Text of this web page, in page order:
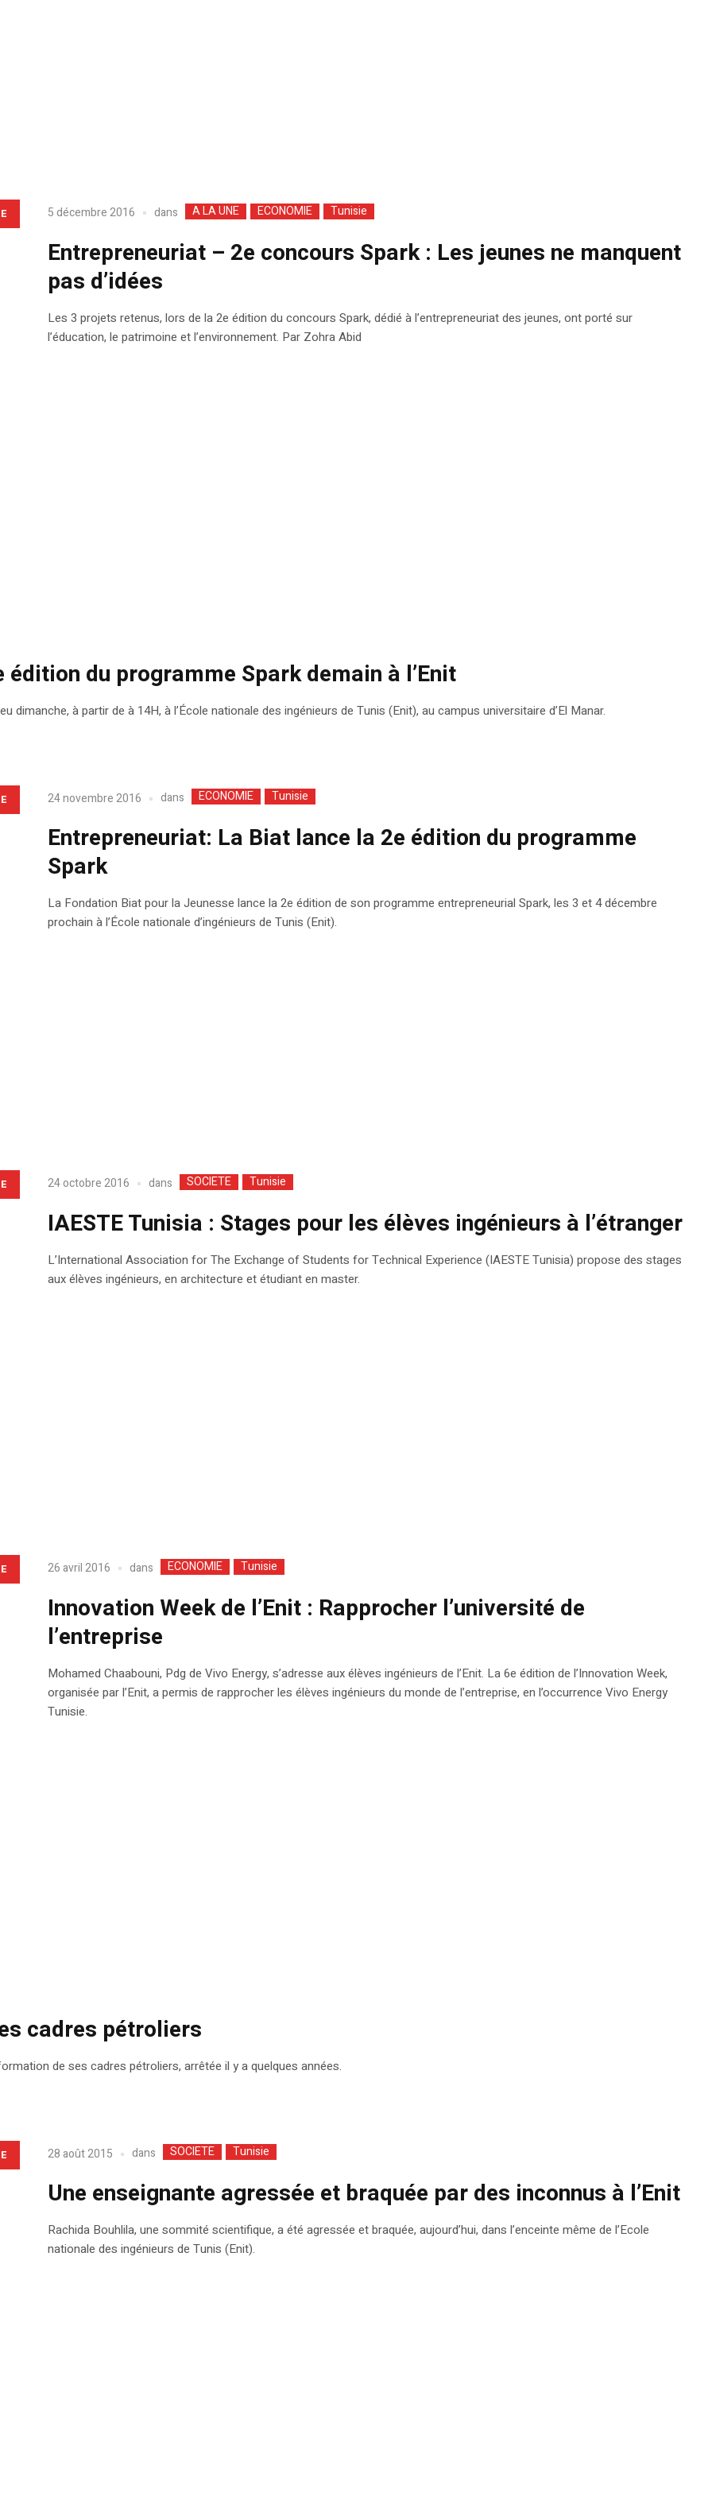
5 décembre 2016 dans A LA UNE ECONOMIE Tunisie
Entrepreneuriat – 2e concours Spark : Les jeunes ne manquent
pas d’idées
Les 3 projets retenus, lors de la 2e édition du concours Spark, dédié à l’entrepreneuriat des jeunes, ont porté sur
l’éducation, le patrimoine et l’environnement. Par Zohra Abid
du programme Spark demain à l’Enit
dimanche, à partir de à 14H, à l’École nationale des ingénieurs de Tunis (Enit), au campus universitaire d’El Manar.
24 novembre 2016 dans ECONOMIE Tunisie
Entrepreneuriat: La Biat lance la 2e édition du programme
Spark
La Fondation Biat pour la Jeunesse lance la 2e édition de son programme entrepreneurial Spark, les 3 et 4 décembre
prochain à l’École nationale d’ingénieurs de Tunis (Enit).
24 octobre 2016 dans SOCIETE Tunisie
IAESTE Tunisia : Stages pour les élèves ingénieurs à l’étranger
L’International Association for The Exchange of Students for Technical Experience (IAESTE Tunisia) propose des stages
aux élèves ingénieurs, en architecture et étudiant en master.
26 avril 2016 dans ECONOMIE Tunisie
Innovation Week de l’Enit : Rapprocher l’université de
l’entreprise
Mohamed Chaabouni, Pdg de Vivo Energy, s’adresse aux élèves ingénieurs de l’Enit. La 6e édition de l’Innovation Week,
organisée par l’Enit, a permis de rapprocher les élèves ingénieurs du monde de l’entreprise, en l’occurrence Vivo Energy
Tunisie.
cadres pétroliers
de ses cadres pétroliers, arrêtée il y a quelques années.
28 août 2015 dans SOCIETE Tunisie
Une enseignante agressée et braquée par des inconnus à l’Enit
Rachida Bouhlila, une sommité scientifique, a été agressée et braquée, aujourd’hui, dans l’enceinte même de l’Ecole
nationale des ingénieurs de Tunis (Enit).